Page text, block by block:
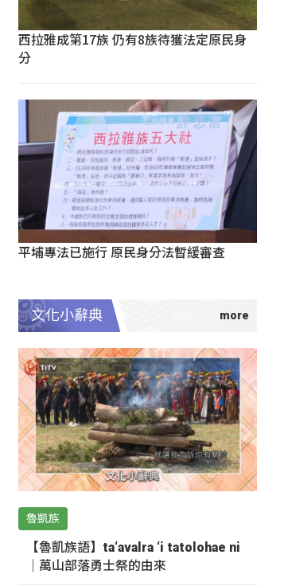
西拉雅成第17族 仍有8族待獲法定原民身
分
平埔專法已施行 原民身分法暫緩審查
文化小辭典
魯凱族
【魯凱族語】ta‘avalra ‘i tatolohae ni
｜萬山部落勇士祭的由來